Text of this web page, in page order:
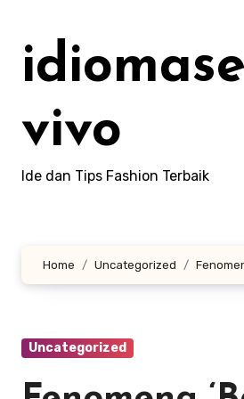
konten
vivo
Ide dan Tips Fashion Terbaik
Home Uncategorized
Uncategorized